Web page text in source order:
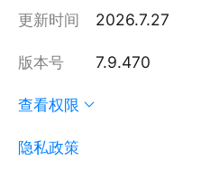
更新时间 2026.7.27
版本号 7.9.470
查看权限
隐私政策